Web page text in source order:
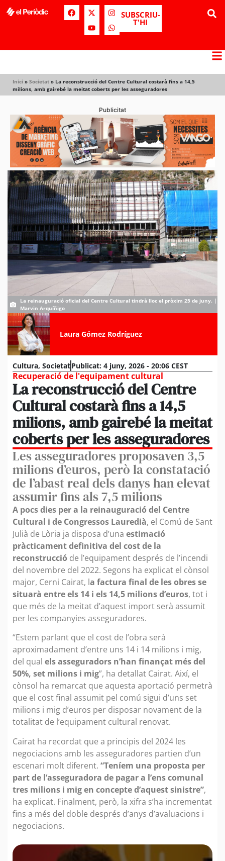
SUBSCRIU-
T'HI
Inici » Societat » La reconstrucció del Centre Cultural costarà fins a 14,5
milions, amb gairebé la meitat coberts per les asseguradores
Publicitat
La reinauguració oficial del Centre Cultural tindrà lloc el pròxim 25 de juny. |
Marvin Arquíñigo
Laura Gómez Rodríguez
Cultura, SocietatPublicat: 4 juny, 2026 - 20:06 CEST
Recuperació de l'equipament cultural
La reconstrucció del Centre
Cultural costarà fins a 14,5
milions, amb gairebé la meitat
coberts per les asseguradores
Les asseguradores proposaven 3,5
milions d’euros, però la constatació
de l’abast real dels danys han elevat
assumir fins als 7,5 milions
A pocs dies per a la reinauguració del Centre
Cultural i de Congressos Lauredià, el Comú de Sant
Julià de Lòria ja disposa d’una estimació
pràcticament definitiva del cost de la
reconstrucció de l’equipament després de l’incendi
del novembre del 2022. Segons ha explicat el cònsol
major, Cerni Cairat, la factura final de les obres se
situarà entre els 14 i els 14,5 milions d’euros, tot i
que més de la meitat d’aquest import serà assumit
per les companyies asseguradores.
“Estem parlant que el cost de l’obra serà
aproximadament d’entre uns 14 i 14 milions i mig,
del qual els asseguradors n’han finançat més del
50%, set milions i mig”, ha detallat Cairat. Així, el
cònsol ha remarcat que aquesta aportació permetrà
que el cost final assumit pel comú sigui d’uns set
milions i mig d’euros per disposar novament de la
totalitat de l’equipament cultural renovat.
Cairat ha recordat que a principis del 2024 les
negociacions amb les asseguradores partien d’un
escenari molt diferent. “Teníem una proposta per
part de l’asseguradora de pagar a l’ens comunal
tres milions i mig en concepte d’aquest sinistre”,
ha explicat. Finalment, però, la xifra s’ha incrementat
fins a més del doble després d’anys d’avaluacions i
negociacions.